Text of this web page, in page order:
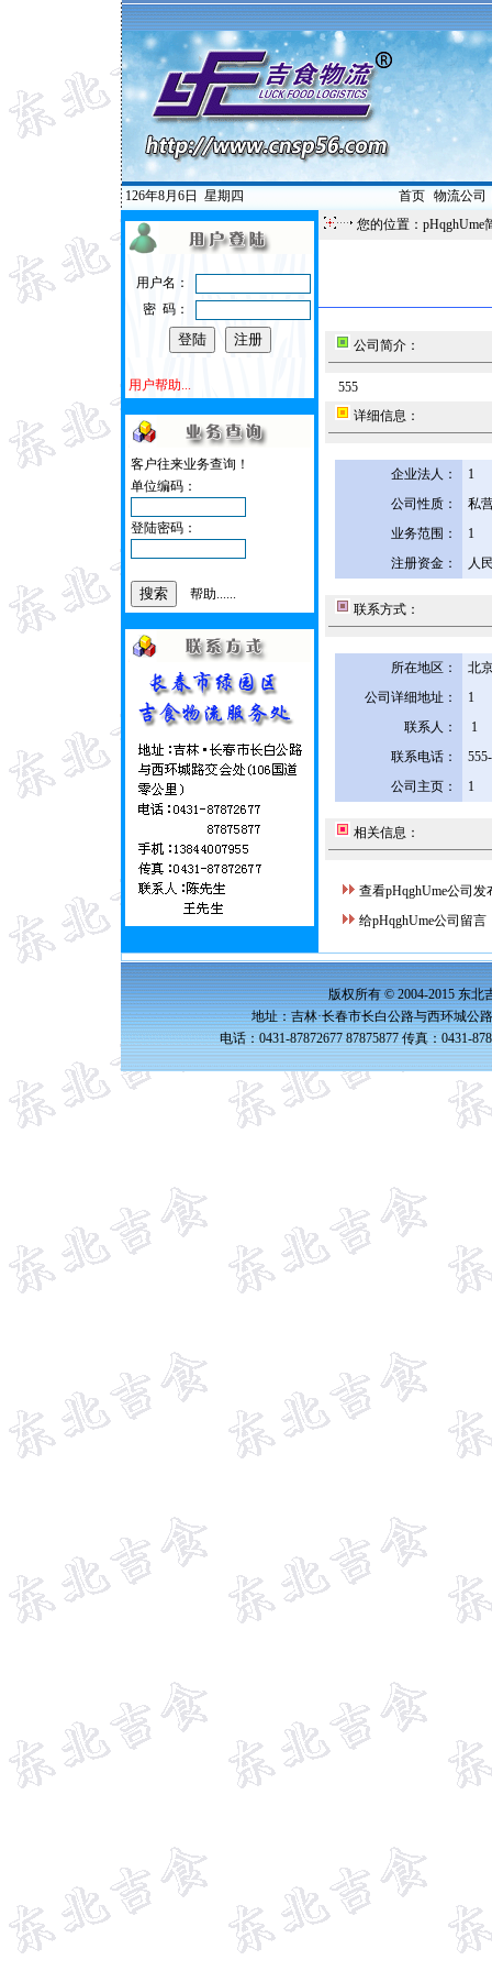
126年8月6日 星期四 首页| 物流公司
用户名：
密 码：
用户帮助...
客户往来业务查询！
单位编码：
登陆密码：
帮助......
您的位置：pHqghUme
公司简介：
555
详细信息：
企业法人：
1
公司性质：
私
业务范围：
1
注册资金：
人
联系方式：
所在地区：
北
公司详细地址：
1
联系人：
1
联系电话：
公司主页：
1
相关信息：
查看pHqghUme公司发
给pHqghUme公司留言
版权所有 © 2004-2015 东北
地址：吉林·长春市长白公路与西环城公
电话：0431-87872677 87875877 传真：0431-